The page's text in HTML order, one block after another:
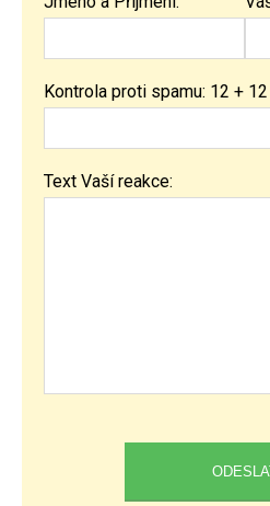
Kontrola proti spamu: 12 + 12
Text Vaší reakce: